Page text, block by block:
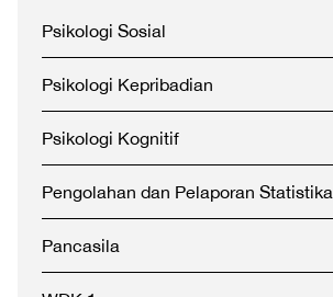
Psikologi Sosial
Psikologi Kepribadian
Psikologi Kognitif
Pengolahan dan Pelaporan Statistika
Pancasila